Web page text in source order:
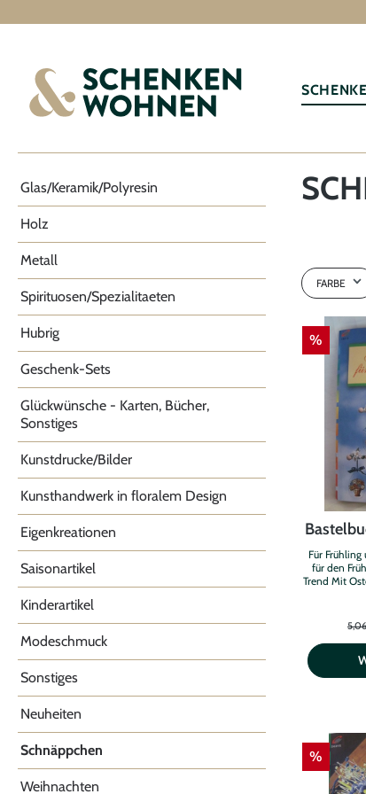
Glas/Keramik/Polyresin
Holz
Metall
Spirituosen/Spezialitaeten
Hubrig
Geschenk-Sets
Glückwünsche - Karten, Bücher,
Sonstiges
Kunstdrucke/Bilder
Kunsthandwerk in floralem Design
Eigenkreationen
Saisonartikel
Kinderartikel
Modeschmuck
Sonstiges
Neuheiten
Schnäppchen
Weihnachten
FARBE
blau
bunt
%
Für
für den
Trend Mit
%